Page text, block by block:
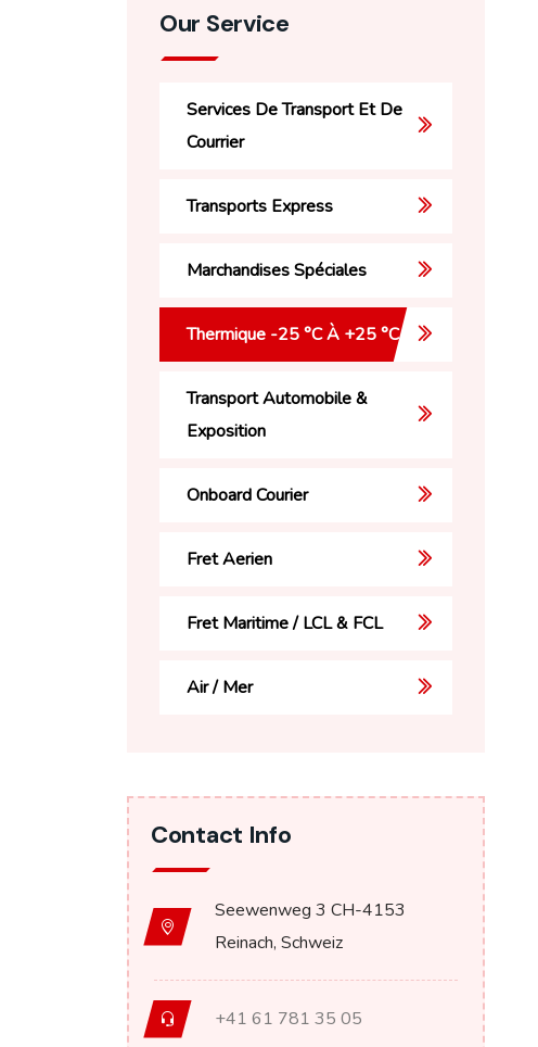
Our Service
Services De Transport Et De
Courrier
Transports Express
Marchandises Spéciales
Thermique -25 °C À +25 °C
Transport Automobile &
Exposition
Onboard Courier
Fret Aerien
Fret Maritime / LCL & FCL
Air / Mer
Contact Info
Seewenweg 3 CH-4153
Reinach, Schweiz
+41 61 781 35 05